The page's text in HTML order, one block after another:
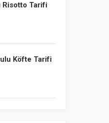
Risotto Tarifi
Köfte Tarifi